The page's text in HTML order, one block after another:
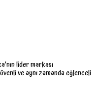
lider markası
ve aynı zamanda eğlenceli